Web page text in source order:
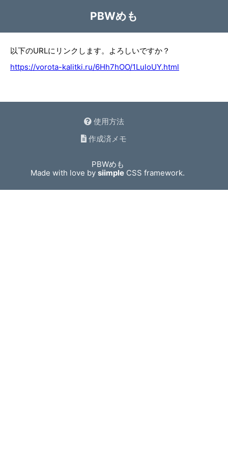
PBWめも
以下のURLにリンクします。よろしいですか？
https://vorota-kalitki.ru/6Hh7hOO/1LuloUY.html
使用方法
作成済メモ
PBWめも
Made with love bysiimple CSS framework.